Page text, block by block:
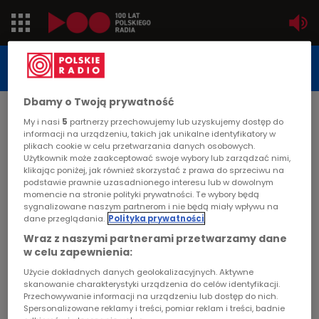
Jedynka
Dwójka
Trójka
Czwórka
PR24
Poland
Kierowcy
Dzieci
STUDIO REPORTAŻU
POLSKIEGO RADIA
2002-10-16
STRONA GŁÓWNA>ARTYKUŁ
Misja
STUDIO REPORTAŻU I DOKUMENTU
Misja
Dbamy o Twoją prywatność
My i nasi 5 partnerzy przechowujemy lub uzyskujemy dostęp do
informacji na urządzeniu, takich jak unikalne identyfikatory w
plikach cookie w celu przetwarzania danych osobowych.
Użytkownik może zaakceptować swoje wybory lub zarządzać nimi,
klikając poniżej, jak również skorzystać z prawa do sprzeciwu na
podstawie prawnie uzasadnionego interesu lub w dowolnym
momencie na stronie polityki prywatności. Te wybory będą
sygnalizowane naszym partnerom i nie będą miały wpływu na
dane przeglądania. Polityka prywatności
Wraz z naszymi partnerami przetwarzamy dane
w celu zapewnienia:
Użycie dokładnych danych geolokalizacyjnych. Aktywne
skanowanie charakterystyki urządzenia do celów identyfikacji.
Przechowywanie informacji na urządzeniu lub dostęp do nich.
Spersonalizowane reklamy i treści, pomiar reklam i treści, badnie